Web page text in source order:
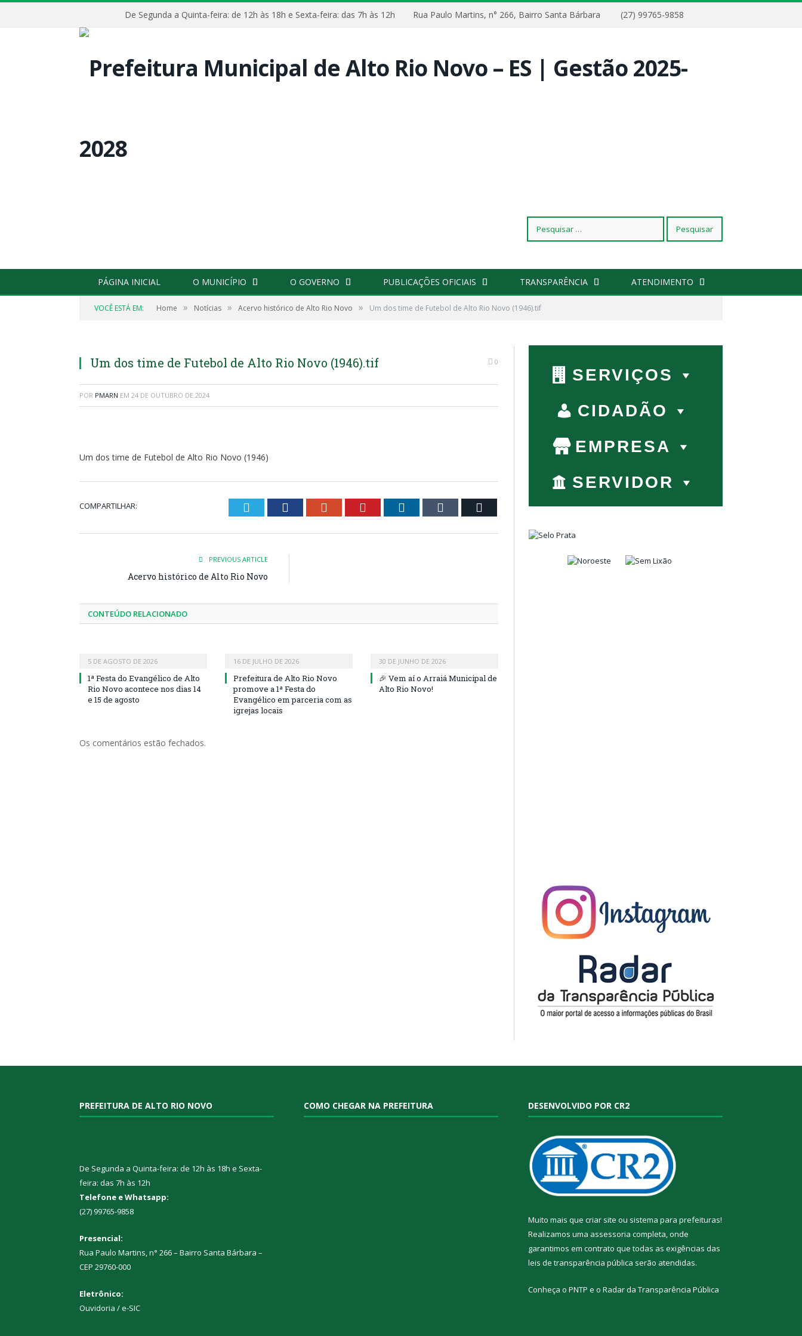
De Segunda a Quinta-feira: de 12h às 18h e Sexta-feira: das 7h às 12h Rua Paulo Martins, n° 266, Bairro Santa Bárbara (27) 99765-9858
Pesquisar
por:
PÁGINA INICIAL O MUNICÍPIO O GOVERNO PUBLICAÇÕES OFICIAIS TRANSPARÊNCIA ATENDIMENTO
VOCÊ ESTÁ EM: Home » Notícias » Acervo histórico de Alto Rio Novo » Um dos time de Futebol de Alto Rio Novo (1946).tif
Um dos time de Futebol de Alto Rio Novo (1946).tif 0
POR PMARN EM 24 DE OUTUBRO DE 2024
Um dos time de Futebol de Alto Rio Novo (1946)
COMPARTILHAR: Twitter Facebook Google+ Pinterest LinkedIn Tumblr
PREVIOUS ARTICLE
Acervo histórico de Alto Rio Novo
CONTEÚDO RELACIONADO
5 DE AGOSTO DE 2026
1ª Festa do Evangélico de Alto
Rio Novo acontece nos dias 14
e 15 de agosto
16 DE JULHO DE 2026
Prefeitura de Alto Rio Novo
promove a 1ª Festa do
Evangélico em parceria com as
igrejas locais
30 DE JUNHO DE 2026
🎉 Vem aí o Arraiá Municipal de
Alto Rio Novo!
Os comentários estão fechados.
SERVIÇOS
CIDADÃO
EMPRESA
SERVIDOR
PREFEITURA DE ALTO RIO NOVO
De Segunda a Quinta-feira: de 12h às 18h e Sexta-
feira: das 7h às 12h
Telefone e Whatsapp:
(27) 99765-9858
Presencial:
Rua Paulo Martins, n° 266 – Bairro Santa Bárbara –
CEP 29760-000
Eletrônico:
Ouvidoria /e-SIC
COMO CHEGAR NA PREFEITURA DESENVOLVIDO POR CR2
Muito mais que criar site ou sistema para prefeituras!
Realizamos uma assessoria completa, onde
garantimos em contrato que todas as exigências das
leis de transparência pública serão atendidas.
Conheça o PNTP e o Radar da Transparência Pública